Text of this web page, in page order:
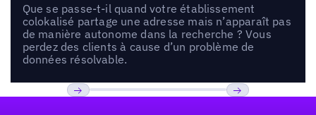
Que se passe-t-il quand votre établissement
colokalisé partage une adresse mais n’apparaît pas
de manière autonome dans la recherche ? Vous
perdez des clients à cause d’un problème de
données résolvable.